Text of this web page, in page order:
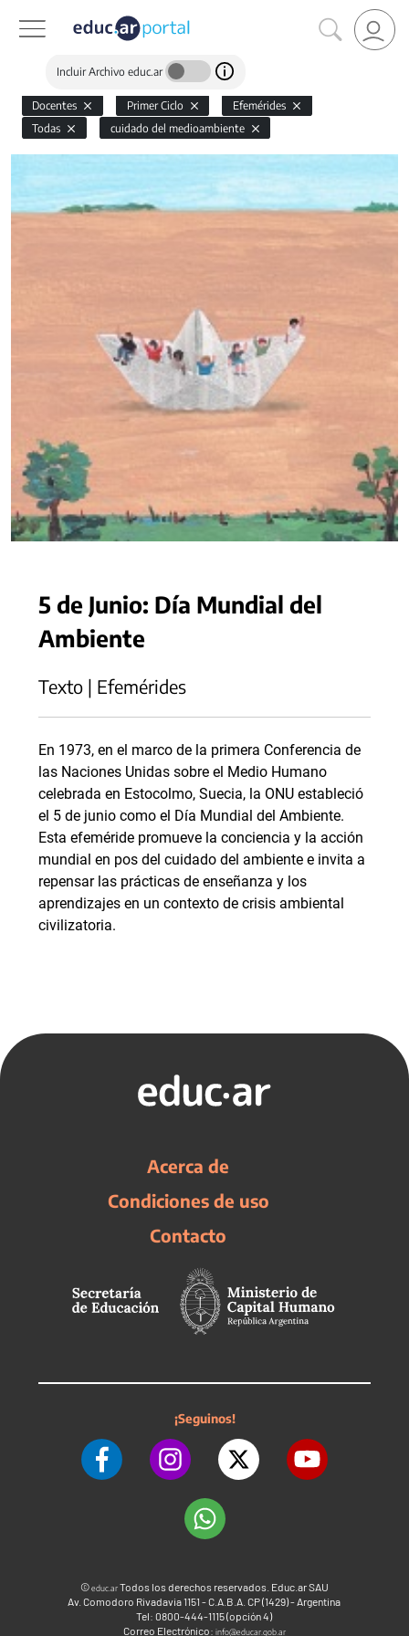
Incluir Archivo educ.ar
Docentes Primer Ciclo
Efemérides
Todas
cuidado del medioambiente
5 de Junio: Día Mundial del
Ambiente
Texto | Efemérides
En 1973, en el marco de la primera Conferencia de
las Naciones Unidas sobre el Medio Humano
celebrada en Estocolmo, Suecia, la ONU estableció
el 5 de junio como el Día Mundial del Ambiente.
Esta efeméride promueve la conciencia y la acción
mundial en pos del cuidado del ambiente e invita a
repensar las prácticas de enseñanza y los
aprendizajes en un contexto de crisis ambiental
civilizatoria.
Acerca de
Condiciones de uso
Contacto
¡Seguinos!
©educ.arTodos los derechos reservados. Educ.ar SAU
Av. Comodoro Rivadavia 1151 - C.A.B.A. CP (1429) - Argentina
Tel: 0800-444-1115 (opción 4)
Correo Electrónico: info@educar.gob.ar